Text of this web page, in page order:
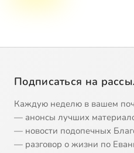
Подписаться на
Каждую неделю в вашем
— анонсы лучших
— новости подопечных
— разговор о жизни по